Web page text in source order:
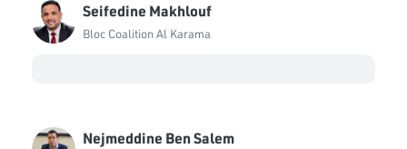
Seifedine Makhlouf
Bloc Coalition Al Karama
Nejmeddine Ben Salem